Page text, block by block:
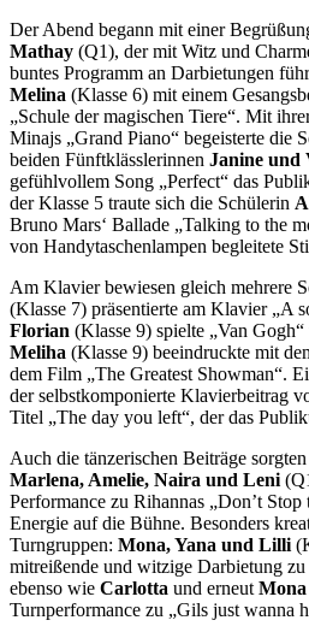
Der Abend begann mit einer
Mathay (Q1), der mit Witz und
buntes Programm an Darbietungen
Melina (Klasse 6) mit einem
„Schule der magischen Tiere“. Mit
Minajs „Grand Piano“ begeisterte die
beiden Fünftklässlerinnen Janine und
gefühlvollem Song „Perfect“ das
der Klasse 5 traute sich die Schülerin
Bruno Mars‘ Ballade „Talking to the
von Handytaschenlampen begleitete
Am Klavier bewiesen gleich mehrere
(Klasse 7) präsentierte am Klavier „A
Florian (Klasse 9) spielte „Van
Meliha (Klasse 9) beeindruckte mit
dem Film „The Greatest Showman“.
der selbstkomponierte Klavierbeitrag
Titel „The day you left“, der das
Auch die tänzerischen Beiträge
Marlena, Amelie, Naira und Leni
Performance zu Rihannas „Don’t
Energie auf die Bühne. Besonders
Turngruppen: Mona, Yana und Lilli
mitreißende und witzige Darbietung
ebenso wie Carlotta und erneut Mona
Turnperformance zu „Gils just wanna